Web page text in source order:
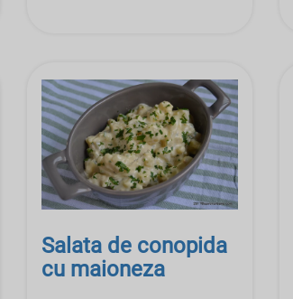
Salata de conopida
cu maioneza